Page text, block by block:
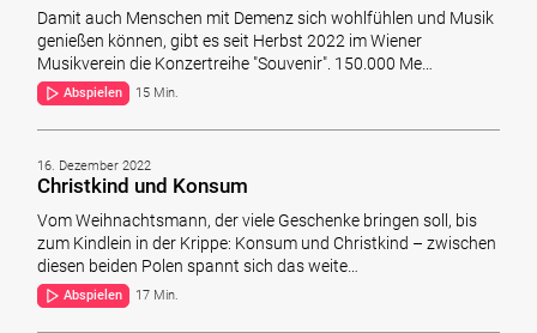
Damit auch Menschen mit Demenz sich wohlfühlen und Musik
genießen können, gibt es seit Herbst 2022 im Wiener
Musikverein die Konzertreihe "Souvenir". 150.000 Me…
Abspielen 15 Min.
16. Dezember 2022
Christkind und Konsum
Vom Weihnachtsmann, der viele Geschenke bringen soll, bis
zum Kindlein in der Krippe: Konsum und Christkind – zwischen
diesen beiden Polen spannt sich das weite…
Abspielen 17 Min.